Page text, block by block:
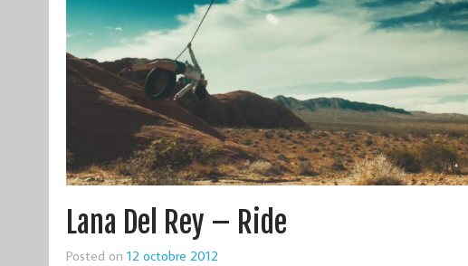
Lana Del Rey – Ride
Posted on 12 octobre 2012